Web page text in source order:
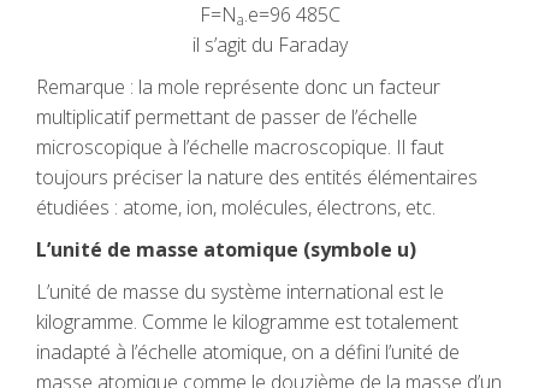
F=Na.e=96 485C
il s’agit du Faraday
Remarque : la mole représente donc un facteur
multiplicatif permettant de passer de l’échelle
microscopique à l’échelle macroscopique. Il faut
toujours préciser la nature des entités élémentaires
étudiées : atome, ion, molécules, électrons, etc.
L’unité de masse atomique (symbole u)
L’unité de masse du système international est le
kilogramme. Comme le kilogramme est totalement
inadapté à l’échelle atomique, on a défini l’unité de
masse atomique comme le douzième de la masse d’un